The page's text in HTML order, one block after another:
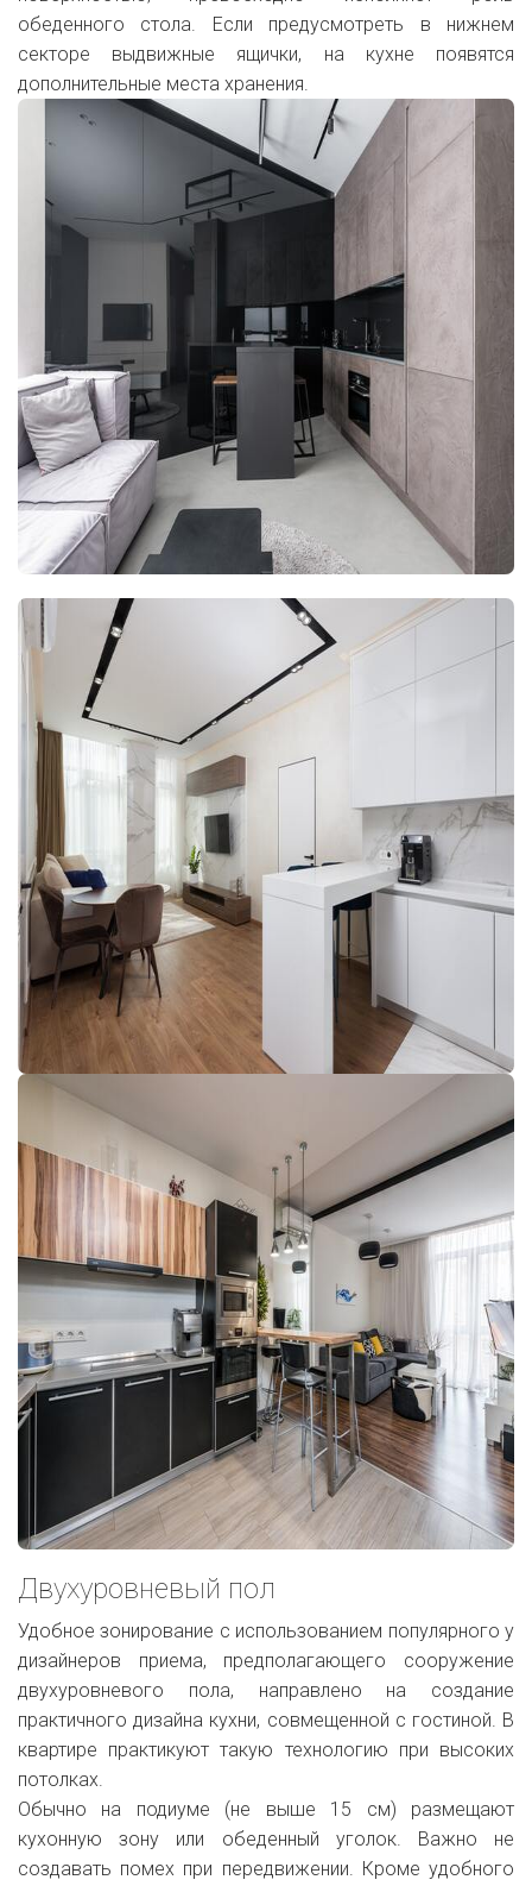
обеденного стола. Если предусмотреть в нижнем
секторе выдвижные ящички, на кухне появятся
дополнительные места хранения.
Двухуровневый пол
Удобное зонирование с использованием популярного у
дизайнеров приема, предполагающего сооружение
двухуровневого пола, направлено на создание
практичного дизайна кухни, совмещенной с гостиной. В
квартире практикуют такую технологию при высоких
потолках.
Обычно на подиуме (не выше 15 см) размещают
кухонную зону или обеденный уголок. Важно не
создавать помех при передвижении. Кроме удобного